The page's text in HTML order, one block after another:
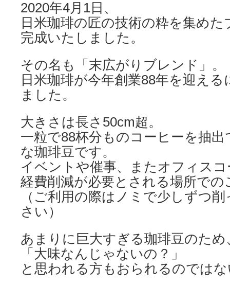
2020年4月1日、
日米珈琲の匠の技術の粋を集め
完成いたしました。
その名も「末広がりブレンド」。
日米珈琲が今年創業88年を迎え
ました。
大きさは長さ50cm超。
一粒で88杯分ものコーヒーを抽
な珈琲豆です。
イベントや催事、またオフィス
経費削減が必要とされる場所での
（ご利用の際はノミで少しずつ
さい）
あまりに巨大すぎる珈琲豆のため
「大味なんじゃないの？」
と思われる方もおられるのでは